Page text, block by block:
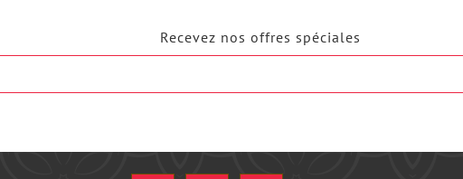
Recevez nos offres spéciales